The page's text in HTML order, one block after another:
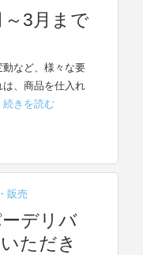
3月まで
など、様々な要
、商品を仕入れ
続きを読む
販売
デリバ
ただき